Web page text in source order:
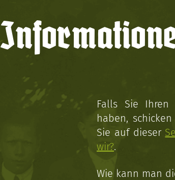
Falls Sie Ihren
haben,
Sie auf dieser
wir?.
Wie kann man